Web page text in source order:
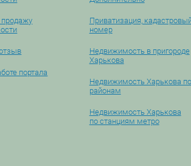
продажу
портала
Приватизация,
номер
Недвижимость в пригороде
Харькова
Недвижимость Харькова по
районам
Недвижимость Харькова
по станциям метро